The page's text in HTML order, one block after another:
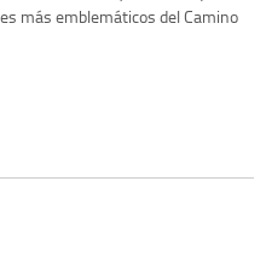
más emblemáticos del Camino